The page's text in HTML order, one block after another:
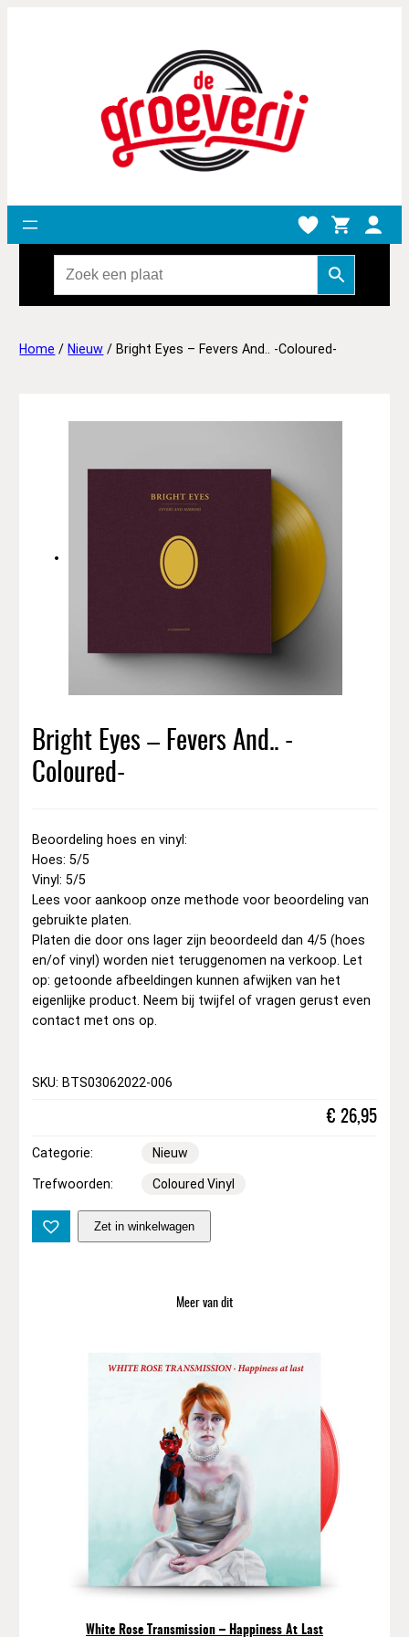
Home / Nieuw / Bright Eyes – Fevers And.. -Coloured-
Bright Eyes – Fevers And.. -
Coloured-
Beoordeling hoes en vinyl:
Hoes: 5/5
Vinyl: 5/5
Lees voor aankoop onze methode voor beoordeling van
gebruikte platen.
Platen die door ons lager zijn beoordeeld dan 4/5 (hoes
en/of vinyl) worden niet teruggenomen na verkoop. Let
op: getoonde afbeeldingen kunnen afwijken van het
eigenlijke product. Neem bij twijfel of vragen gerust even
contact met ons op.
SKU: BTS03062022-006
€ 26,95
Categorie: Nieuw
Trefwoorden: Coloured Vinyl
r
h
y
s
–
F
e
v
e
r
s
A
n
Zet in winkelwagen
Meer van dit
White Rose Transmission – Happiness At Last